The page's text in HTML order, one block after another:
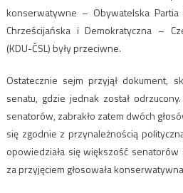
konserwatywne – Obywatelska Partia
Chrześcijańska i Demokratyczna –
(KDU-ČSL) były przeciwne.
Ostatecznie sejm przyjął dokument,
senatu, gdzie jednak został
senatorów, zabrakło zatem dwóch
się zgodnie z przynależnością
opowiedziała się większość senatorów
za przyjęciem głosowała